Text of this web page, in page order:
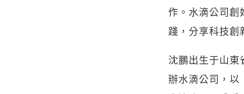
作。水滴公司創
踐，分享科技創
沈鵬出生于山東
辦水滴公司，以